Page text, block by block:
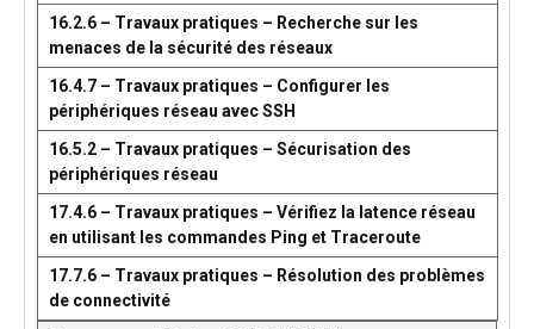
16.2.6 – Travaux pratiques – Recherche sur les
menaces de la sécurité des réseaux
16.4.7 – Travaux pratiques – Configurer les
périphériques réseau avec SSH
16.5.2 – Travaux pratiques – Sécurisation des
périphériques réseau
17.4.6 – Travaux pratiques – Vérifiez la latence réseau
en utilisant les commandes Ping et Traceroute
17.7.6 – Travaux pratiques – Résolution des problèmes
de connectivité